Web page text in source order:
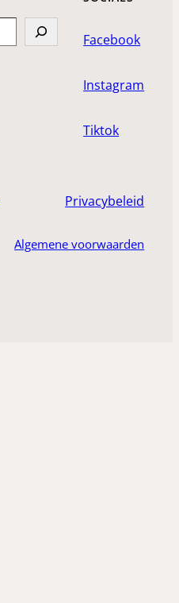
Facebook
Instagram
Tiktok
Privacybeleid
Algemene voorwaarden